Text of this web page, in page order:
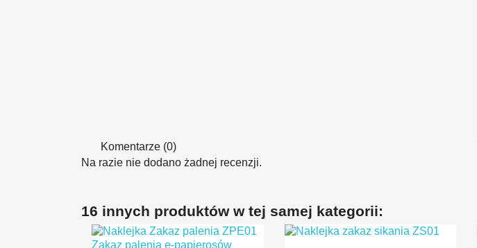
Komentarze (0)
Na razie nie dodano żadnej recenzji.
16 innych produktów w tej samej kategorii: